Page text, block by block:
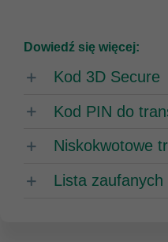
Dowiedź się więcej:
Kod 3D Secure
Kod PIN do
Niskokwotowe
Lista zaufanych